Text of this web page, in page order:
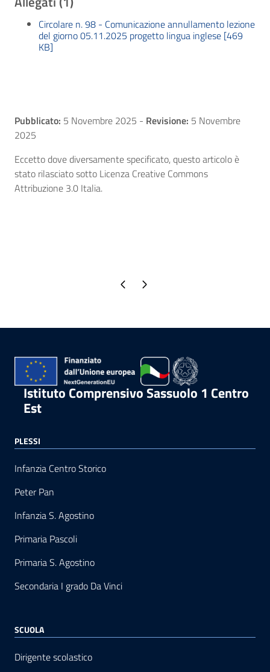
Circolare n. 98 - Comunicazione annullamento lezione
del giorno 05.11.2025 progetto lingua inglese [469
KB]
Pubblicato: 5 Novembre 2025 - Revisione: 5 Novembre
2025
Eccetto dove diversamente specificato, questo articolo è
stato rilasciato sotto Licenza Creative Commons
Attribuzione 3.0 Italia.
Pagina precedente
Pagina successiva
Istituto Comprensivo Sassuolo 1 Centro
Est
PLESSI
Infanzia Centro Storico
Peter Pan
Infanzia S. Agostino
Primaria Pascoli
Primaria S. Agostino
Secondaria I grado Da Vinci
SCUOLA
Dirigente scolastico